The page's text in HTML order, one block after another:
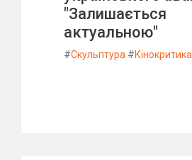
"Залишається
актуальною"
#Скульптура #Кінокритика